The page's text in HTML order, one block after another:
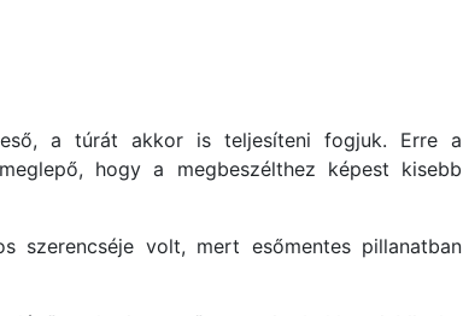
a túrát akkor is teljesíteni fogjuk. Erre a
hogy a megbeszélthez képest kisebb
szerencséje volt, mert esőmentes pillanatban